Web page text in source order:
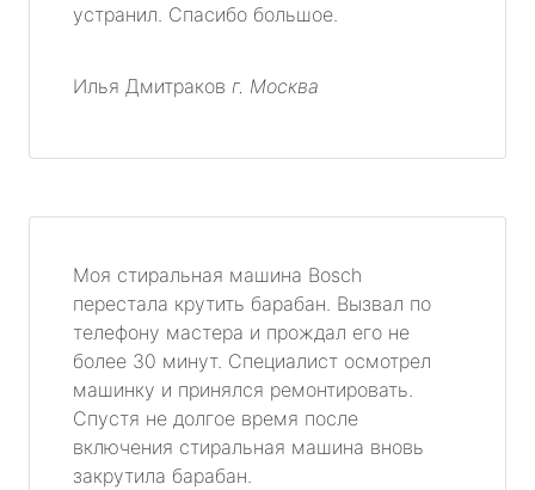
устранил. Спасибо большое.
Илья Дмитраков г. Москва
Моя стиральная машина Bosch
перестала крутить барабан. Вызвал по
телефону мастера и прождал его не
более 30 минут. Специалист осмотрел
машинку и принялся ремонтировать.
Спустя не долгое время после
включения стиральная машина вновь
закрутила барабан.